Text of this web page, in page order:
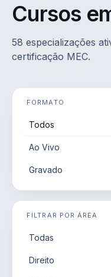
Cursos
58 especializações
certificação MEC.
FORMATO
Todos
Ao Vivo
Gravado
FILTRAR POR ÁREA
Todas
Direito